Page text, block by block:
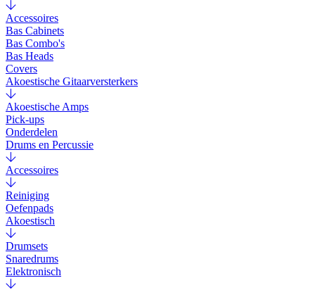
Accessoires
Bas Cabinets
Bas Combo's
Bas Heads
Covers
Akoestische Gitaarversterkers
Akoestische Amps
Pick-ups
Onderdelen
Drums en Percussie
Accessoires
Reiniging
Oefenpads
Akoestisch
Drumsets
Snaredrums
Elektronisch